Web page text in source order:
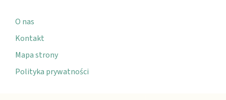
O nas
Kontakt
Mapa strony
Polityka prywatności